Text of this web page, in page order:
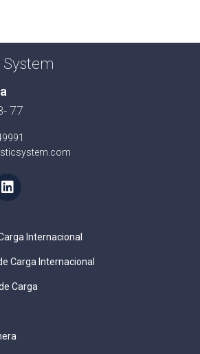
System
77
Internacional
Carga Internacional
Carga